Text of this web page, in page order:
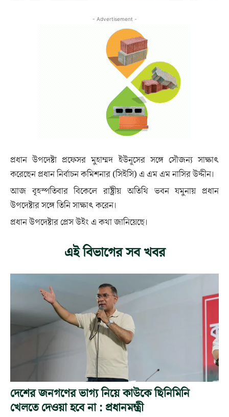
- Advertisement -
প্রধান উপদেষ্টা প্রফেসর মুহাম্মদ ইউনূসের সঙ্গে সৌজন্য সাক্ষাৎ
করেছেন প্রধান নির্বাচন কমিশনার (সিইসি) এ এম এম নাসির উদ্দীন।
আজ বৃহস্পতিবার বিকেলে রাষ্ট্রীয় অতিথি ভবন যমুনায় প্রধান
উপদেষ্টার সঙ্গে তিনি সাক্ষাৎ করেন।
প্রধান উপদেষ্টার প্রেস উইং এ কথা জানিয়েছে।
এই বিভাগের সব খবর
দেশের জনগণের ভাগ্য নিয়ে কাউকে ছিনিমিনি
খেলতে দেওয়া হবে না : প্রধানমন্ত্রী